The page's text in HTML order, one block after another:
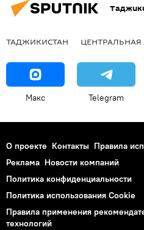
ТАДЖИКИСТАН ЦЕНТРАЛЬНАЯ
Макс Telegram
О проекте Контакты Правила
Реклама Новости компаний
Политика конфиденциальности
Политика использования Cookie
Правила применения
технологий